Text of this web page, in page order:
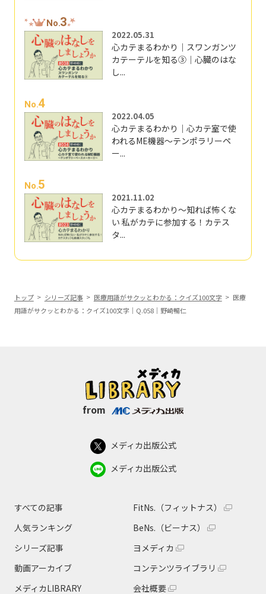
No.3
2022.05.31
心カテまるわかり｜スワンガンツ
カテーテルを知る③｜心臓のはな
し...
No.4
2022.04.05
心カテまるわかり｜心カテ室で使
われるME機器～テンポラリーペ
ー...
No.5
2021.11.02
心カテまるわかり～知れば怖くな
い 私がカテに参加する！カテス
タ...
トップ シリーズ記事 医療用語がサクッとわかる：クイズ100文字
医療
用語がサクッとわかる：クイズ100文字｜Q.058｜野崎暢仁
from
メディカ出版公式
メディカ出版公式
すべての記事
人気ランキング
シリーズ記事
動画アーカイブ
メディカLIBRARY
FitNs.（フィットナス）
BeNs.（ビーナス）
ヨメディカ
コンテンツライブラリ
会社概要